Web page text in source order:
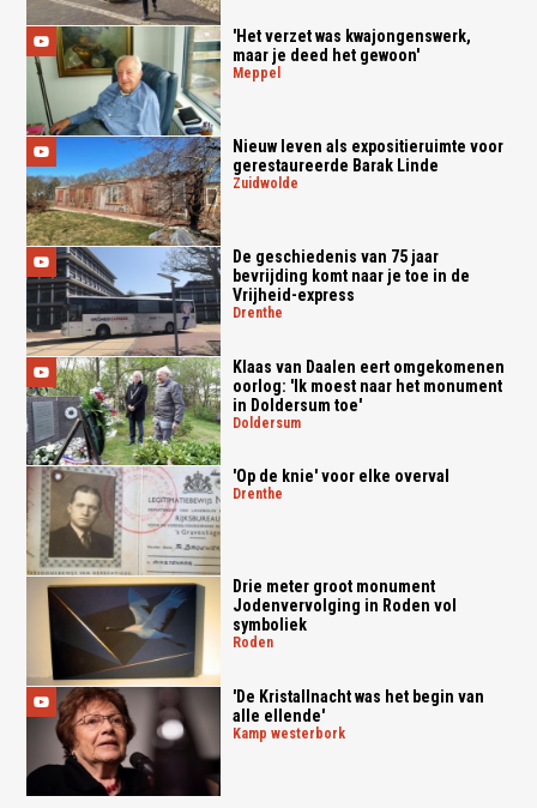
'Het verzet was kwajongenswerk,
maar je deed het gewoon'
meppel
Nieuw leven als expositieruimte voor
gerestaureerde Barak Linde
zuidwolde
De geschiedenis van 75 jaar
bevrijding komt naar je toe in de
Vrijheid-express
drenthe
Klaas van Daalen eert omgekomenen
oorlog: 'Ik moest naar het monument
in Doldersum toe'
doldersum
'Op de knie' voor elke overval
drenthe
Drie meter groot monument
Jodenvervolging in Roden vol
symboliek
roden
'De Kristallnacht was het begin van
alle ellende'
kamp westerbork